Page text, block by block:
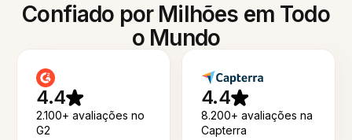
Confiado por Milhões em Todo
o Mundo
4.4
2.100+ avaliações no
G2
4.4
8.200+ avaliações na
Capterra